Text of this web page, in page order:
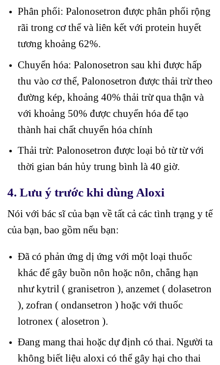
Phân phối: Palonosetron được phân phối rộng
rãi trong cơ thể và liên kết với protein huyết
tương khoảng 62%.
Chuyển hóa: Palonosetron sau khi được hấp
thu vào cơ thể, Palonosetron được thải trừ theo
đường kép, khoảng 40% thải trừ qua thận và
với khoảng 50% được chuyển hóa để tạo
thành hai chất chuyển hóa chính
Thải trừ: Palonosetron được loại bỏ từ từ với
thời gian bán hủy trung bình là 40 giờ.
4. Lưu ý trước khi dùng Aloxi
Nói với bác sĩ của bạn về tất cả các tình trạng y tế
của bạn, bao gồm nếu bạn:
Đã có phản ứng dị ứng với một loại thuốc
khác để gây buồn nôn hoặc nôn, chẳng hạn
như kytril ( granisetron ), anzemet ( dolasetron
), zofran ( ondansetron ) hoặc với thuốc
lotronex ( alosetron ).
Đang mang thai hoặc dự định có thai. Người ta
không biết liệu aloxi có thể gây hại cho thai